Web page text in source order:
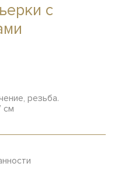
с
резьба.
см